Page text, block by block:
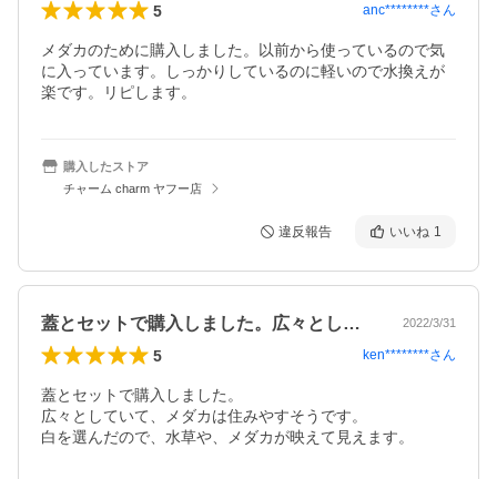
5 anc********さん
メダカのために購入しました。以前から使っているので気
に入っています。しっかりしているのに軽いので水換えが
楽です。リピします。
購入したストア
チャーム charm ヤフー店
違反報告 いいね 1
蓋とセットで購入しました。広々としてい… 2022/3/31
5 ken********さん
蓋とセットで購入しました。
広々としていて、メダカは住みやすそうです。
白を選んだので、水草や、メダカが映えて見えます。